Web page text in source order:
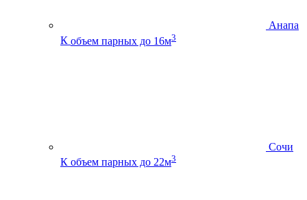
Анапа
К объем парных до 16м3
Сочи
К объем парных до 22м3